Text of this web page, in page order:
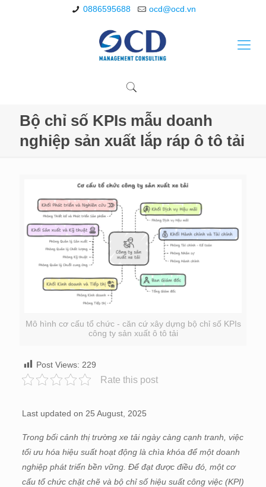
0886595688 ocd@ocd.vn
Bộ chỉ số KPIs mẫu doanh
nghiệp sản xuất lắp ráp ô tô tải
Mô hình cơ cấu tổ chức - căn cứ xây dựng bộ chỉ số KPIs
công ty sản xuất ô tô tải
Post Views: 229
Rate this post
Last updated on 25 August, 2025
Trong bối cảnh thị trường xe tải ngày càng cạnh tranh, việc
tối ưu hóa hiệu suất hoạt động là chìa khóa để một doanh
nghiệp phát triển bền vững. Để đạt được điều đó, một cơ
cấu tổ chức chặt chẽ và bộ chỉ số hiệu suất công việc (KPI)